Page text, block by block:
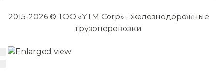
2015-2026 © ТОО «YTM Corp» - железнодорожные
грузоперевозки